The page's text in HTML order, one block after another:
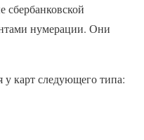
нумерации. Они
у карт следующего типа: